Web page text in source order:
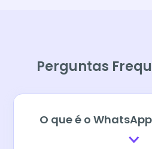
Perguntas
O que é o